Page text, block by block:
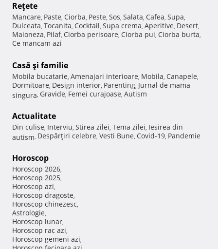
Reţete
Mancare, Paste, Ciorba, Peste, Sos, Salata, Cafea, Supa,
Dulceata, Tocanita, Cocktail, Supa crema, Aperitive, Desert,
Maioneza, Pilaf, Ciorba perisoare, Ciorba pui, Ciorba burta,
Ce mancam azi
Casă şi familie
Mobila bucatarie, Amenajari interioare, Mobila, Canapele,
Dormitoare, Design interior, Parenting, Jurnal de mama
singura, Gravide, Femei curajoase, Autism
Actualitate
Din culise, Interviu, Stirea zilei, Tema zilei, Iesirea din
autism, Despărţiri celebre, Vesti Bune, Covid-19, Pandemie
Horoscop
Horoscop 2026,
Horoscop 2025,
Horoscop azi,
Horoscop dragoste,
Horoscop chinezesc,
Astrologie,
Horoscop lunar,
Horoscop rac azi,
Horoscop gemeni azi,